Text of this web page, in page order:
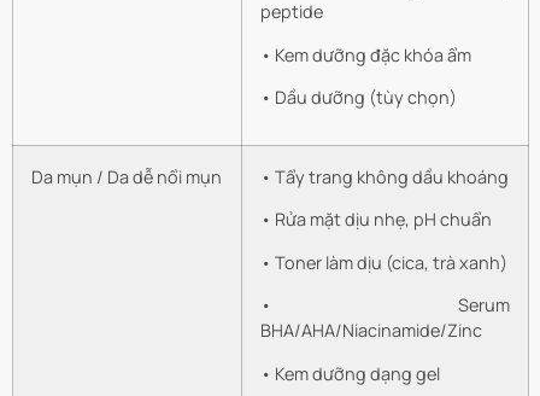
peptide
• Kem dưỡng đặc khóa ẩm
• Dầu dưỡng (tùy chọn)
Da mụn / Da dễ nổi mụn
• Tẩy trang không dầu khoáng
• Rửa mặt dịu nhẹ, pH chuẩn
• Toner làm dịu (cica, trà xanh)
• Serum
BHA/AHA/Niacinamide/Zinc
• Kem dưỡng dạng gel